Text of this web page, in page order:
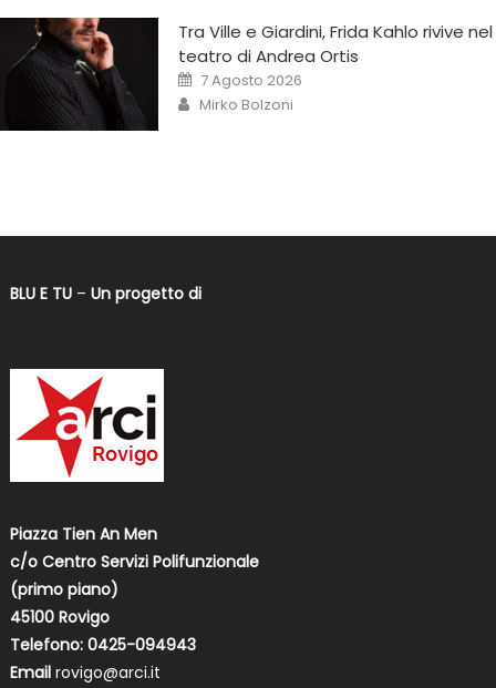
Tra Ville e Giardini, Frida Kahlo rivive nel
teatro di Andrea Ortis
7 Agosto 2026
Mirko Bolzoni
BLU E TU– Un progetto di
Piazza Tien An Men
c/o Centro Servizi Polifunzionale
(primo piano)
45100 Rovigo
Telefono: 0425-094943
Email rovigo@arci.it